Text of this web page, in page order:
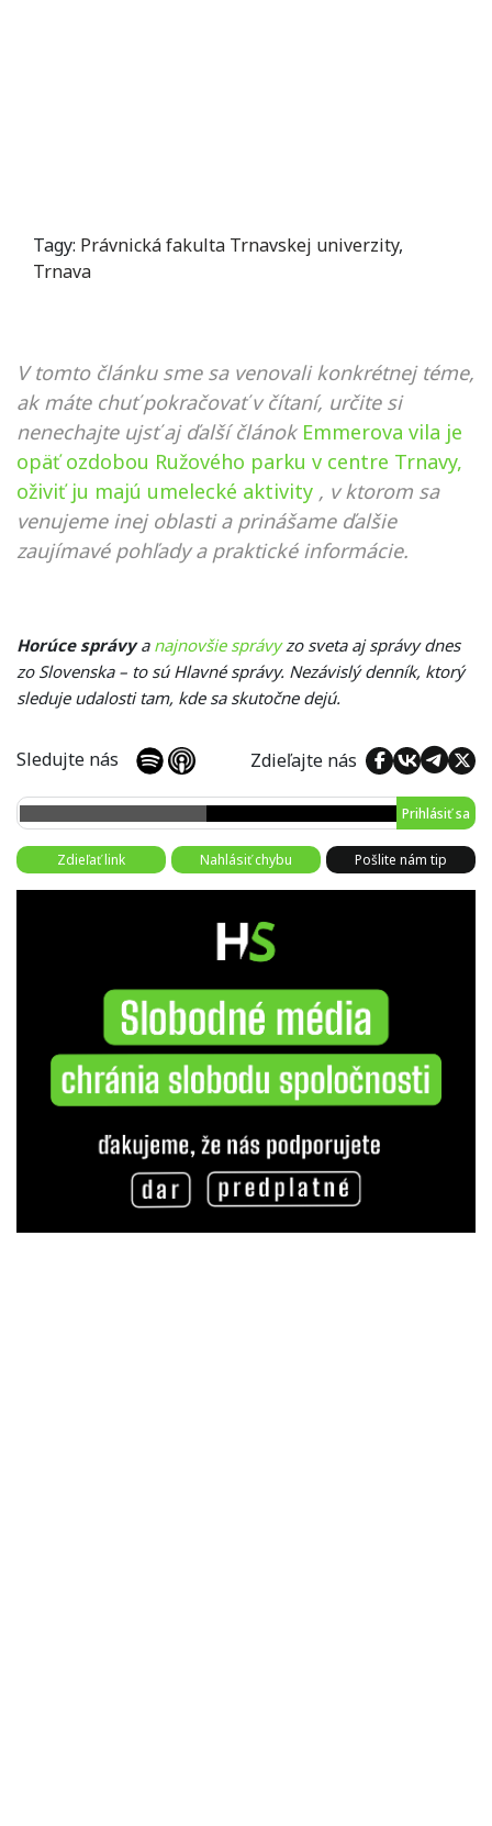
Tagy: Právnická fakulta Trnavskej univerzity,
Trnava
V tomto článku sme sa venovali konkrétnej téme,
ak máte chuť pokračovať v čítaní, určite si
nenechajte ujsť aj ďalší článok Emmerova vila je
opäť ozdobou Ružového parku v centre Trnavy,
oživiť ju majú umelecké aktivity , v ktorom sa
venujeme inej oblasti a prinášame ďalšie
zaujímavé pohľady a praktické informácie.
Horúce správya najnovšie správyzo sveta aj správy dnes
zo Slovenska – to sú Hlavné správy. Nezávislý denník, ktorý
sleduje udalosti tam, kde sa skutočne dejú.
Sledujte nás Zdieľajte nás
Prihlásiť sa
Zdieľať link Nahlásiť chybu Pošlite nám tip